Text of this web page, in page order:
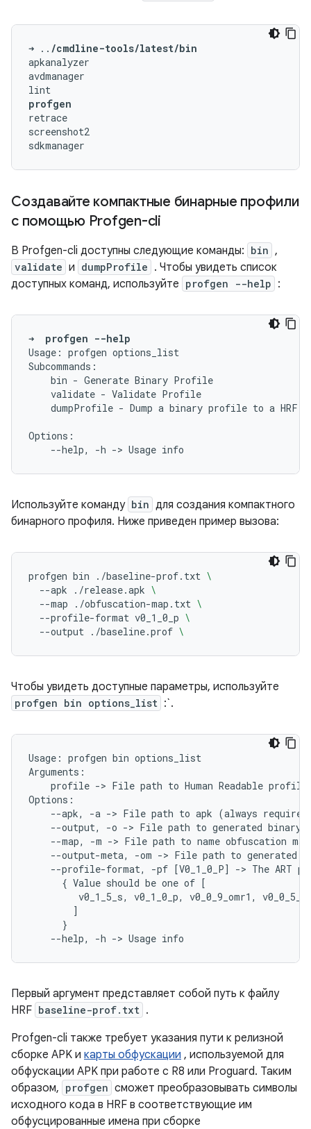
➜ .. /cmdline-tools/latest/bin
apkanalyzer
avdmanager
profgen
retrace
screenshot2
Создавайте компактные бинарные профили
с помощью Profgen-cli
В Profgen-cli доступны следующие команды: bin ,
validate и dumpProfile . Чтобы увидеть список
доступных команд, используйте profgen --help :
➜ profgen --help
Usage: profgen options_list
bin - Generate Binary
validate - Validate
dumpProfile - Dump a binary profile to a HRF
--help,
-h -> Usage
Используйте команду bin для создания компактного
бинарного профиля. Ниже приведен пример вызова:
profgen bin ./baseline-prof.txt \
--apk
./release.apk \
--map
./obfuscation-map.txt \
--profile-format v0_1_0_p \
--output ./baseline.prof \
Чтобы увидеть доступные параметры, используйте
profgen bin options_list :`.
Usage: profgen bin options_list
profile -> File path to Human Readable profile
--apk,
-a -> File path to apk (always required
--output,
-o -> File path to generated binary
--map,
-m -> File path to name obfuscation map
--output-meta,
-om -> File path to generated
--profile-format,
-pf [V0_1_0_P] -> The ART
{ Value should be one of [
v0_1_5_s,
v0_1_0_p, v0_0_9_omr1,
]
}
--help,
-h -> Usage
Первый аргумент представляет собой путь к файлу
HRF baseline-prof.txt .
Profgen-cli также требует указания пути к релизной
сборке APK и карты обфускации , используемой для
обфускации APK при работе с R8 или Proguard. Таким
образом, profgen сможет преобразовывать символы
исходного кода в HRF в соответствующие им
обфусцированные имена при сборке